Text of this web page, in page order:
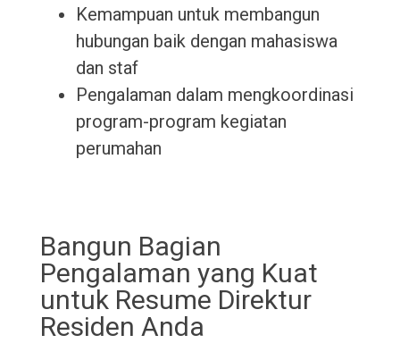
Kemampuan untuk membangun
hubungan baik dengan mahasiswa
dan staf
Pengalaman dalam mengkoordinasi
program-program kegiatan
perumahan
Bangun Bagian
Pengalaman yang Kuat
untuk Resume Direktur
Residen Anda